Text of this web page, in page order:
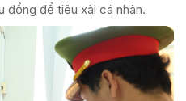
đồng để tiêu xài cá nhân.